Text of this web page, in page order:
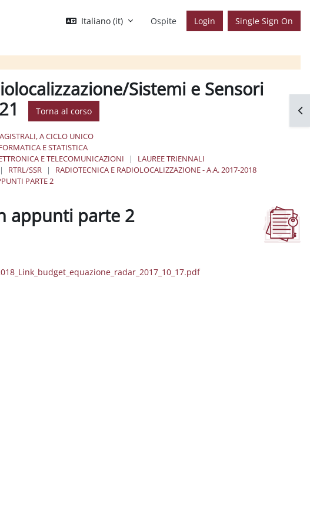
Italiano ‎(it)‎ Ospite Login Single Sign On
Sistemi e Sensori
Torna al corso
A CICLO UNICO
E STATISTICA
E TELECOMUNICAZIONI
LAUREE TRIENNALI
RTRL/SSR
RADIOTECNICA E RADIOLOCALIZZAZIONE - A.A. 2017-2018
PARTE 2
appunti parte 2